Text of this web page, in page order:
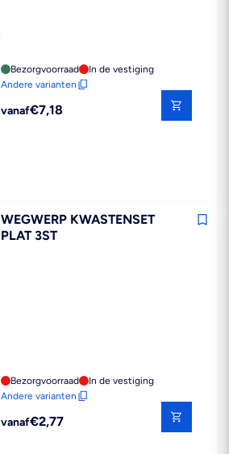
Bezorgvoorraad
In de vestiging
Andere varianten
Reguliere
vanaf€7,18
WEGWERP KWASTENSET
PLAT 3ST
Bezorgvoorraad
In de vestiging
Andere varianten
Reguliere
vanaf€2,77